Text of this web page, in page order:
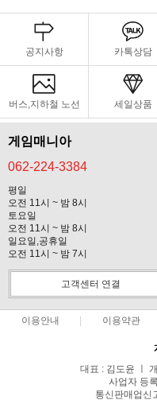
공지사항 카톡상담
버스,지하철 노선 세일상품
게임매니아
062-224-3384
평일
오전 11시 ~ 밤 8시
토요일
오전 11시 ~ 밤 8시
일요일,공휴일
오전 11시 ~ 밤 7시
고객센터 연결
이용안내 이용약관
대표 : 김도윤 ㅣ
사업자 등
통신판매업신